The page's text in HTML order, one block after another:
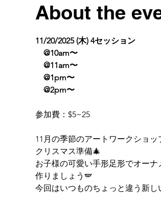
About the
11/20/2025 (木) 4セッション
@10am〜
@11am〜
@1pm〜
@2pm〜
参加費：$5~25
11月の季節のアートワークショッ
クリスマス準備🎄
お子様の可愛い手形足形でオーナ
作りましょう🪽
今回はいつものちょっと違う新